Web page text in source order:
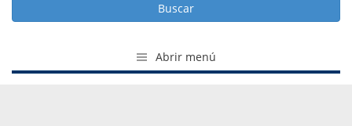
Buscar
Abrir menú